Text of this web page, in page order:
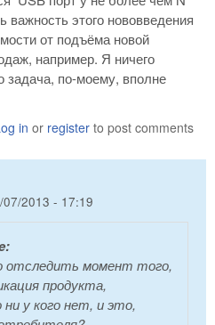
этого нововведения
от подъёма новой
например. Я ничего
задача, по-моему, вполне
in or register to post comments
07/2013 - 17:19
отследить момент того,
продукта,
у кого нет, и это,